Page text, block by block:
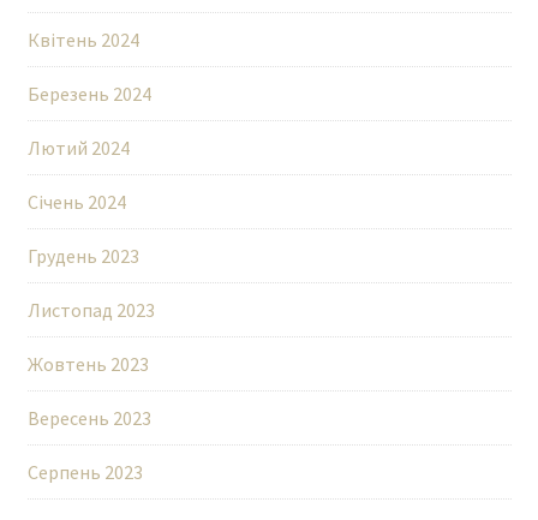
Квітень 2024
Березень 2024
Лютий 2024
Січень 2024
Грудень 2023
Листопад 2023
Жовтень 2023
Вересень 2023
Серпень 2023